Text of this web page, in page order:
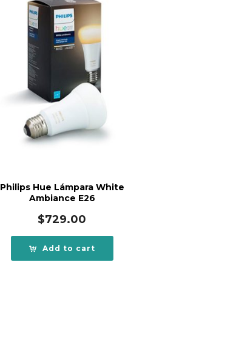
Philips Hue Lámpara White
Ambiance E26
$729.00
Add to cart